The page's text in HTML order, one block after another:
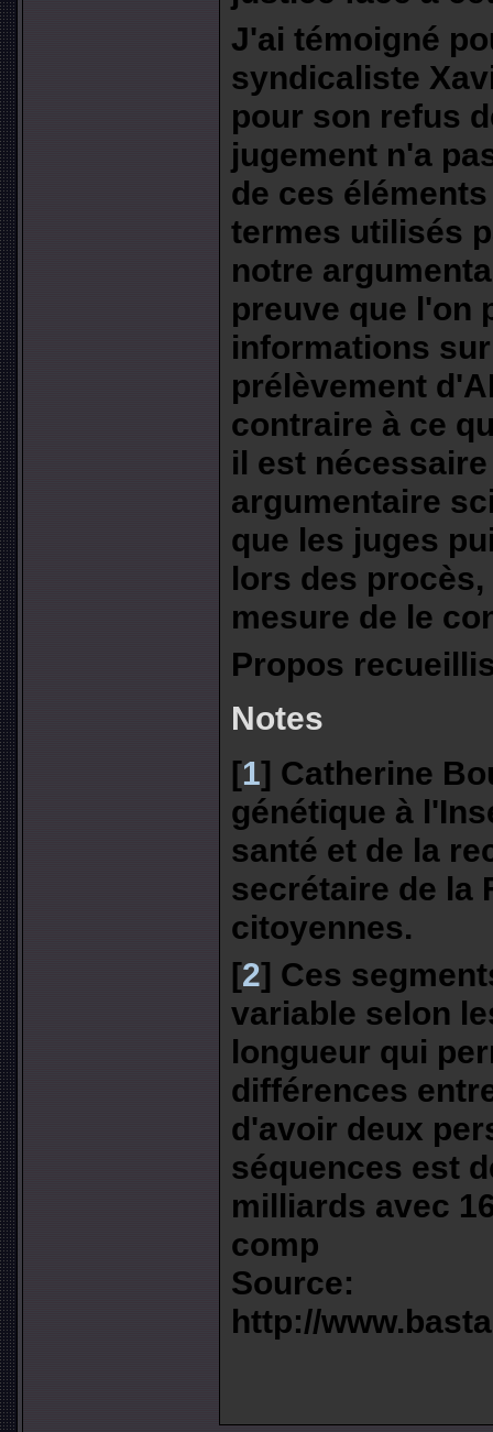
J'ai témoigné
syndicaliste
pour son refus
jugement n'a
de ces
termes utilisés
notre
preuve que l'on
informations
prélèvement
contraire à ce
il est
argumentaire
que les juges
lors des
mesure de le
Propos
Notes
[1] Catherine
génétique à
santé et de la
secrétaire de la
citoyennes.
[2] Ces
variable selon
longueur qui
différences
d'avoir deux
séquences est
milliards avec
comp
Source:
http://